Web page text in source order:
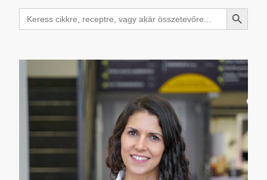
Search
for:
Search Button